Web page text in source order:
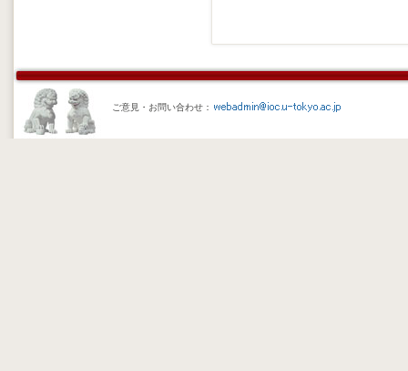
ご意見・お問い合わせ：